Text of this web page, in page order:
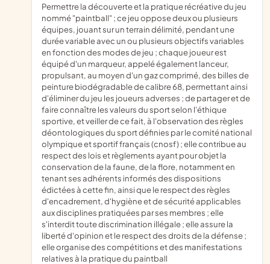
permettre la découverte et la pratique récréative du jeu
nommé "paintball" ; ce jeu oppose deux ou plusieurs
équipes, jouant sur un terrain délimité, pendant une
durée variable avec un ou plusieurs objectifs variables
en fonction des modes de jeu ; chaque joueur est
équipé d'un marqueur, appelé également lanceur,
propulsant, au moyen d'un gaz comprimé, des billes de
peinture biodégradable de calibre 68, permettant ainsi
d'éliminer du jeu les joueurs adverses ; de partager et de
faire connaître les valeurs du sport selon l'éthique
sportive, et veiller de ce fait, à l'observation des règles
déontologiques du sport définies par le comité national
olympique et sportif français (cnosf) ; elle contribue au
respect des lois et règlements ayant pour objet la
conservation de la faune, de la flore, notamment en
tenant ses adhérents informés des dispositions
édictées à cette fin, ainsi que le respect des règles
d'encadrement, d'hygiène et de sécurité applicables
aux disciplines pratiquées par ses membres ; elle
s'interdit toute discrimination illégale ; elle assure la
liberté d'opinion et le respect des droits de la défense ;
elle organise des compétitions et des manifestations
relatives à la pratique du paintball